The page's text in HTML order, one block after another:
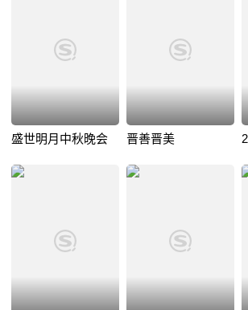
盛世明月中秋晚会 晋善晋美